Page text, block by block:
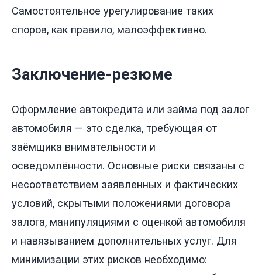
Самостоятельное урегулирование таких
споров, как правило, малоэффективно.
Заключение-резюме
Оформление автокредита или займа под залог
автомобиля — это сделка, требующая от
заёмщика внимательности и
осведомлённости. Основные риски связаны с
несоответствием заявленных и фактических
условий, скрытыми положениями договора
залога, манипуляциями с оценкой автомобиля
и навязыванием дополнительных услуг. Для
минимизации этих рисков необходимо: